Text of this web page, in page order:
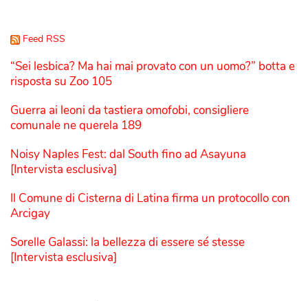
Feed RSS
“Sei lesbica? Ma hai mai provato con un uomo?” botta e
risposta su Zoo 105
Guerra ai leoni da tastiera omofobi, consigliere
comunale ne querela 189
Noisy Naples Fest: dal South fino ad Asayuna
[Intervista esclusiva]
Il Comune di Cisterna di Latina firma un protocollo con
Arcigay
Sorelle Galassi: la bellezza di essere sé stesse
[Intervista esclusiva]